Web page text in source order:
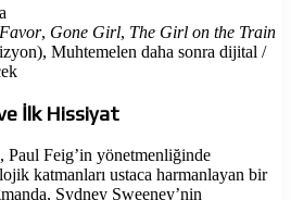
, Gone Girl, The Girl on the Train
Muhtemelen daha sonra dijital /
İlk Hissiyat
Feig’in yönetmenliğinde
katmanları ustaca harmanlayan bir
Sydney Sweeney’nin